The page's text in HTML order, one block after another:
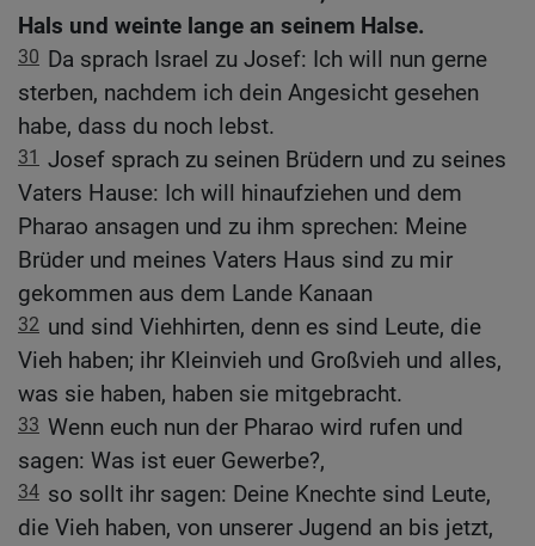
Hals und weinte lange an seinem Halse.
30 Da sprach Israel zu Josef: Ich will nun gerne
sterben, nachdem ich dein Angesicht gesehen
habe, dass du noch lebst.
31 Josef sprach zu seinen Brüdern und zu seines
Vaters Hause: Ich will hinaufziehen und dem
Pharao ansagen und zu ihm sprechen: Meine
Brüder und meines Vaters Haus sind zu mir
gekommen aus dem Lande Kanaan
32 und sind Viehhirten, denn es sind Leute, die
Vieh haben; ihr Kleinvieh und Großvieh und alles,
was sie haben, haben sie mitgebracht.
33 Wenn euch nun der Pharao wird rufen und
sagen: Was ist euer Gewerbe?,
34 so sollt ihr sagen: Deine Knechte sind Leute,
die Vieh haben, von unserer Jugend an bis jetzt,